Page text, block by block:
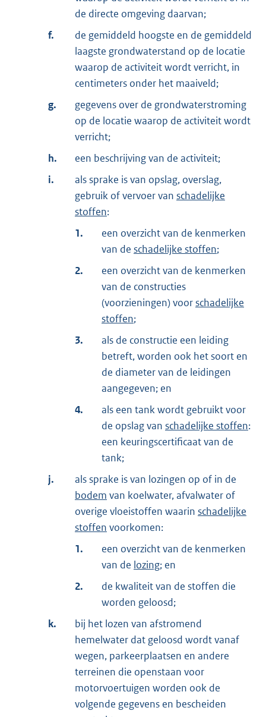
de directe omgeving daarvan;
f.
de gemiddeld hoogste en de gemiddeld
laagste grondwaterstand op de locatie
waarop de activiteit wordt verricht, in
centimeters onder het maaiveld;
g.
gegevens over de grondwaterstroming
op de locatie waarop de activiteit wordt
verricht;
h.
een beschrijving van de activiteit;
i.
als sprake is van opslag, overslag,
gebruik of vervoer van schadelijke
stoffen:
1.
een overzicht van de kenmerken
van de schadelijke stoffen;
2.
een overzicht van de kenmerken
van de constructies
(voorzieningen) voorschadelijke
stoffen;
3.
als de constructie een leiding
betreft, worden ook het soort en
de diameter van de leidingen
aangegeven; en
4.
als een tank wordt gebruikt voor
de opslag van schadelijke stoffen:
een keuringscertificaat van de
tank;
j.
als sprake is van lozingen op of in de
bodem van koelwater, afvalwater of
overige vloeistoffen waarin schadelijke
stoffen voorkomen:
1.
een overzicht van de kenmerken
van de lozing; en
2.
de kwaliteit van de stoffen die
worden geloosd;
k.
bij het lozen van afstromend
hemelwater dat geloosd wordt vanaf
wegen, parkeerplaatsen en andere
terreinen die openstaan voor
motorvoertuigen worden ook de
volgende gegevens en bescheiden